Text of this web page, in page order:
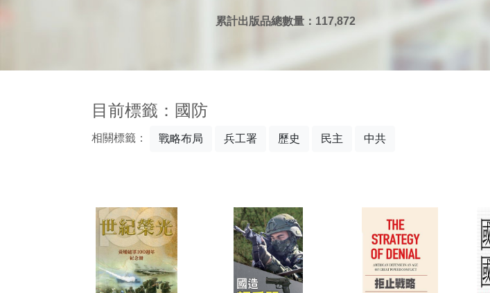
累計出版品總數量：117,872
目前標籤：國防
相關標籤： 戰略布局 兵工署 歷史 民主 中共